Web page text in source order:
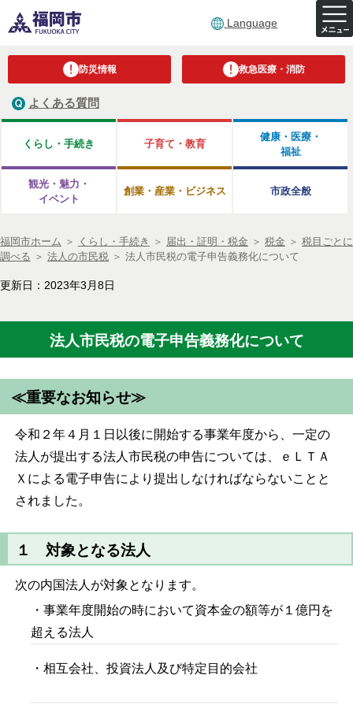
Language
防災情報 救急医療・消防
よくある質問
くらし・手続き 子育て・教育
健康・医療・
福祉
観光・魅力・
イベント
創業・産業・ビジネス 市政全般
福岡市ホーム ＞ くらし・手続き ＞ 届出・証明・税金 ＞ 税金 ＞ 税目ごとに
調べる ＞ 法人の市民税 ＞ 法人市民税の電子申告義務化について
更新日：2023年3月8日
法人市民税の電子申告義務化について
≪重要なお知らせ≫
令和２年４月１日以後に開始する事業年度から、一定の
法人が提出する法人市民税の申告については、ｅＬＴＡ
Ｘによる電子申告により提出しなければならないことと
されました。
１ 対象となる法人
次の内国法人が対象となります。
・事業年度開始の時において資本金の額等が１億円を
超える法人
・相互会社、投資法人及び特定目的会社